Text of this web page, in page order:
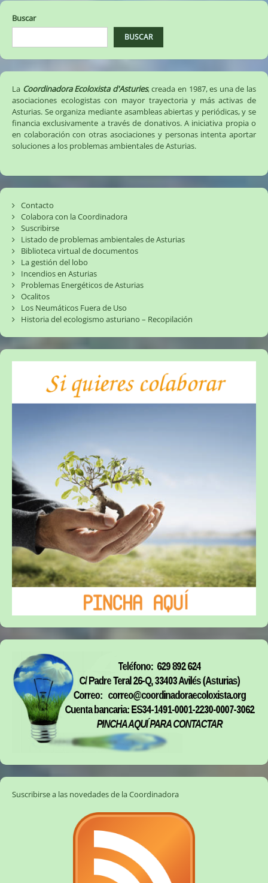
Buscar
BUSCAR
La Coordinadora Ecoloxista d'Asturies, creada en 1987, es una de las
asociaciones ecologistas con mayor trayectoria y más activas de
Asturias. Se organiza mediante asambleas abiertas y periódicas, y se
financia exclusivamente a través de donativos. A iniciativa propia o
en colaboración con otras asociaciones y personas intenta aportar
soluciones a los problemas ambientales de Asturias.
Contacto
Colabora con la Coordinadora
Suscribirse
Listado de problemas ambientales de Asturias
Biblioteca virtual de documentos
La gestión del lobo
Incendios en Asturias
Problemas Energéticos de Asturias
Ocalitos
Los Neumáticos Fuera de Uso
Historia del ecologismo asturiano – Recopilación
Suscribirse a las novedades de la Coordinadora